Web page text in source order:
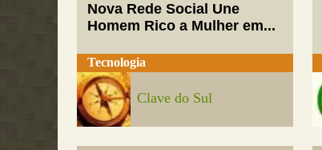
Nova Rede Social Une
Homem Rico a Mulher em...
Tecnologia
Clave do Sul